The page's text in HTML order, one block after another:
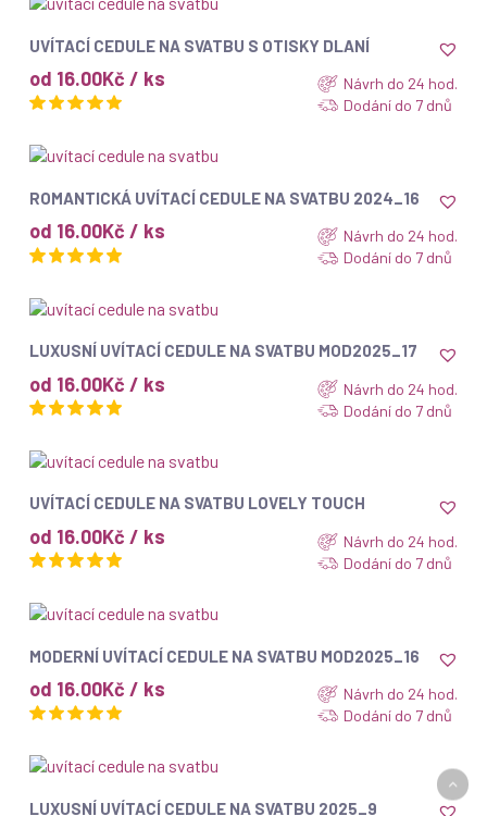
ZOBRAZIT
UVÍTACÍ CEDULE NA SVATBU S OTISKY DLANÍ
od 16.00Kč / ks
Návrh do 24 hod.
Dodání do 7 dnů
ZOBRAZIT
ROMANTICKÁ UVÍTACÍ CEDULE NA SVATBU 2024_16
od 16.00Kč / ks
Návrh do 24 hod.
Dodání do 7 dnů
ZOBRAZIT
LUXUSNÍ UVÍTACÍ CEDULE NA SVATBU MOD2025_17
od 16.00Kč / ks
Návrh do 24 hod.
Dodání do 7 dnů
ZOBRAZIT
UVÍTACÍ CEDULE NA SVATBU LOVELY TOUCH
od 16.00Kč / ks
Návrh do 24 hod.
Dodání do 7 dnů
ZOBRAZIT
MODERNÍ UVÍTACÍ CEDULE NA SVATBU MOD2025_16
od 16.00Kč / ks
Návrh do 24 hod.
Dodání do 7 dnů
ZOBRAZIT
LUXUSNÍ UVÍTACÍ CEDULE NA SVATBU 2025_9